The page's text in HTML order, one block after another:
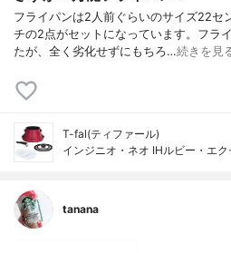
フライパンは2人前ぐらいのサイズ22セ
チの2点がセットになっています。フラ
たが、全く劣化せずにもちろ…続きを見
T-fal(ティファール)
インジニオ・ネオ IHルビー・エ
tanana